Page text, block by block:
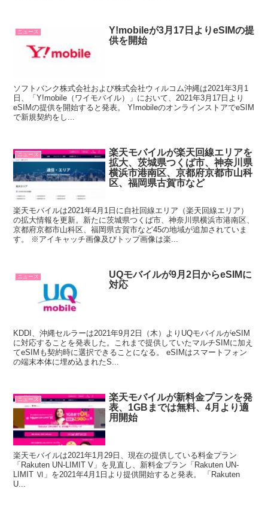
ニュース
Y!mobileが3月17日よりeSIMの提
供を開始
ソフトバンク株式会社および株式会社ウィルコム沖縄は2021年3月1
日、「Y!mobile（ワイモバイル）」において、2021年3月17日より
eSIMの提供を開始すると発表。 Y!mobileのオンラインストアでeSIM
で新規契約をし...
ニュース
楽天モバイルが楽天回線エリアを
拡大、茨城県つくば市、神奈川県
横浜市港南区、京都府京都市山科
区、福岡県古賀市など
楽天モバイルは2021年4月1日に自社回線エリア（楽天回線エリア）
の拡大情報を更新。新たに茨城県つくば市、神奈川県横浜市港南区、
京都府京都市山科区、福岡県古賀市など45の地域が追加されていま
す。 ※アイキャッチ画像及びトップ画像は楽...
ニュース
UQモバイルが9月2日からeSIMに
対応
KDDI、沖縄セルラーは2021年9月2日（木）よりUQモバイルがeSIM
に対応することを発表した。これまで提供していたマルチSIMに加え
てeSIMも契約時に選択できることになる。 eSIMはスマートフォン
の端末本体に埋め込まれたS...
ニュース
楽天モバイルが新料金プランを発
表、1GBまでは無料、4月より適
用開始
楽天モバイルは2021年1月29日、現在の提供している料金プラン
「Rakuten UN-LIMIT V」を見直し、新料金プラン「Rakuten UN-
LIMIT Ⅵ」を2021年4月1日より提供開始すると発表。 「Rakuten
U...